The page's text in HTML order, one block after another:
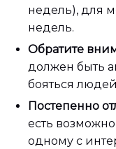
недель), для
недель.
Обратите
должен быть
бояться
Постепенно
есть
одному с